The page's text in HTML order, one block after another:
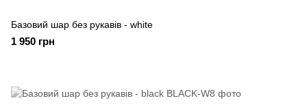
Базовий шар без рукавів - white
1 950 грн